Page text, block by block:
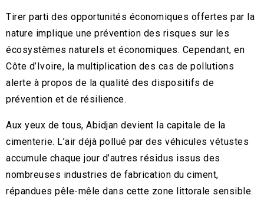
Tirer parti des opportunités économiques offertes par la
nature implique une prévention des risques sur les
écosystèmes naturels et économiques. Cependant, en
Côte d’Ivoire, la multiplication des cas de pollutions
alerte à propos de la qualité des dispositifs de
prévention et de résilience.
Aux yeux de tous, Abidjan devient la capitale de la
cimenterie. L’air déjà pollué par des véhicules vétustes
accumule chaque jour d’autres résidus issus des
nombreuses industries de fabrication du ciment,
répandues pêle-mêle dans cette zone littorale sensible.